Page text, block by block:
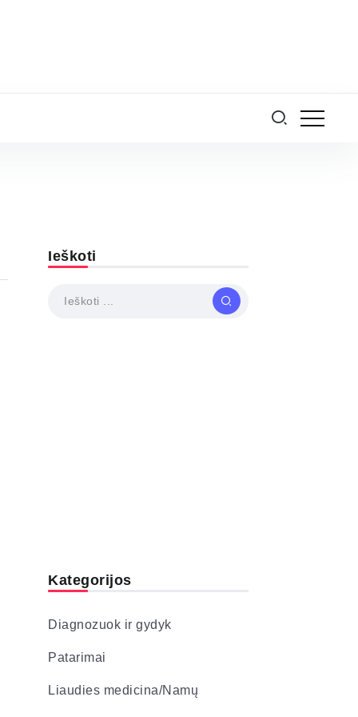
Ieškoti
Kategorijos
Diagnozuok ir gydyk
Patarimai
Liaudies medicina/Namų